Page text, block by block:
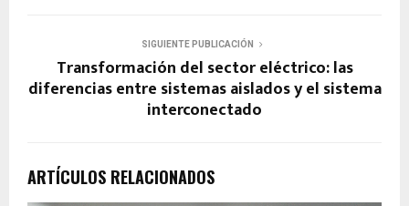
SIGUIENTE PUBLICACIÓN
Transformación del sector eléctrico: las
diferencias entre sistemas aislados y el sistema
interconectado
ARTÍCULOS RELACIONADOS